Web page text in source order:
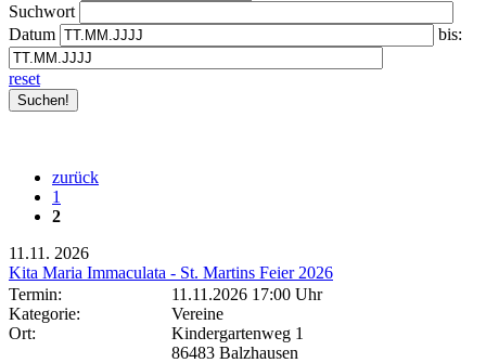
Suchwort
Datum
bis:
reset
zurück
1
2
11.11. 2026
Kita Maria Immaculata - St. Martins Feier 2026
Termin:
11.11.2026 17:00 Uhr
Kategorie:
Vereine
Ort:
Kindergartenweg 1
86483 Balzhausen